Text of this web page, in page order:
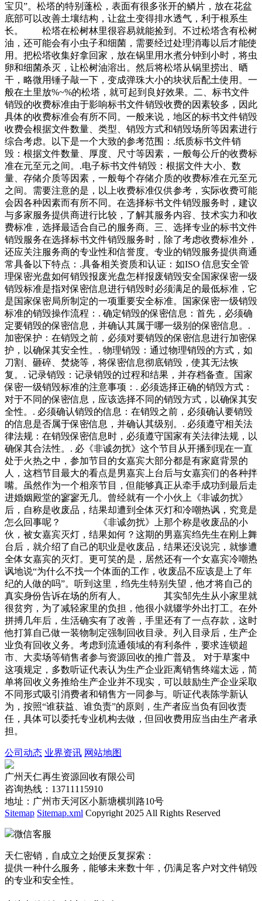
宝贝”。松塔的特别蓬松，表面有很多张开的鳞片，放在花盆
底部可以改善土壤结构，让盆土变得排水透气，利于根系生
长。 松塔在松树林里很容易就能捡到。不过松塔含有松树
油，还可能会有小虫子和细菌，需要经过处理消毒以后才能使
用。把松塔收集好拿回家，放在锅里用水煮分钟到小时，将虫
卵和细菌杀灭，让松树油溶出。然后将松塔从锅里捞出、晒
干，略微用锤子敲一下，变成弹珠大小的块状后配土使用。一
般在土里放%~%的松塔，就可起到良好效果。二、标书文件
销毁的收费标准由于影响标书文件销毁收费的因素较多，因此
具体的收费标准会有所不同。一般来说，地区的标书文件销毁
收费会根据文件数量、类型、销毁方式和销毁场所等因素进行
综合考虑。以下是一个大致的参考范围：.纸质标书文件销
毁：根据文件数量、厚度、尺寸等因素，一般每公斤的收费标
准在元至元之间。.电子标书文件销毁：根据文件大小、数
量、存储介质等因素，一般每个存储介质的收费标准在元至元
之间。需要注意的是，以上收费标准仅供参考，实际收费可能
会因各种因素而有所不同。在选择标书文件销毁服务时，建议
与多家服务提供商进行比较，了解其服务内容、技术实力和收
费标准，选择最适合自己的服务商。三、选择专业的标书文件
销毁服务在选择标书文件销毁服务时，除了考虑收费标准外，
还应关注服务商的专业性和信誉度。专业的销毁服务提供商通
常具备以下特点：.具备相关资质和认证：如ISO 信息安全管
理保密光盘如何销毁报废光盘怎样报废销毁安全国家保密一级
销毁标准是指对保密信息进行销毁时必须满足的最低标准，它
是国家保密局所制定的一项重要安全标准。国家保密一级销毁
标准的销毁操作流程：. 确定销毁的保密信息：首先，必须确
定要销毁的保密信息，并确认其属于哪一级别的保密信息。.
加密保护：在销毁之前，必须对要销毁的保密信息进行加密保
护，以确保其安全性。. 物理销毁：通过物理销毁的方式，如
刀割、砸碎、焚烧等，将保密信息彻底销毁，使其无法恢
复。. 记录销毁：记录销毁的过程和结果，并存档备查。国家
保密一级销毁标准的注意事项：. 必须选择正确的销毁方式：
对于不同的保密信息，应该选择不同的销毁方式，以确保其安
全性。. 必须确认销毁的信息：在销毁之前，必须确认要销毁
的信息是否属于保密信息，并确认其级别。. 必须遵守相关法
律法规：在销毁保密信息时，必须遵守国家有关法律法规，以
确保其合法性。. 必《非诚勿扰》这个节目从开播到现在一直
处于火热之中，参加节目的女嘉宾大部分都是有家庭背景的
人，这档节目最大的看点是男嘉宾上台后与女嘉宾们的各种拌
嘴。虽然作为一个相亲节目，但能够真正从牵手成功到最后走
进婚姻殿堂的寥寥无几。曾经就有一个小伙上《非诚勿扰》
后，自称是收废品，结果却遭到全体灭灯和冷嘲热讽，究竟是
怎么回事呢？ 《非诚勿扰》上那个称是收废品的小
伙，被女嘉宾灭灯，结果如何？这期的男嘉宾绉先生在刚上舞
台后，就介绍了自己的职业是收废品，结果还没说完，就惨遭
全体女嘉宾的灭灯。更可笑的是，居然还有一个女嘉宾冷嘲热
讽地说“为什么不找一个体面的工作，收废品不应该是上了年
纪的人做的吗”。听到这里，绉先生特别失望，他才将自己的
真实身份告诉在场的所有人。 其实邹先生从小家里就
很贫穷，为了减轻家里的负担，他很小就辍学外出打工。在外
拼搏几年后，生活确实有了改善，手里还有了一点存款，这时
他打算自己做一装物制定强制回收目录。列入目录后，生产企
业负有回收义务。考虑到流通领域的有利条件，要求连锁超
市、大卖场等销售者参与资源回收的推广普及。 对于草案中
这项规定，多数听证代表认为生产企业距离销售终端太远，简
单将回收义务推给生产企业并不现实，可以鼓励生产企业采取
不同形式吸引消费者和销售方一同参与。听证代表陈学新认
为，按照“谁获益、谁负责”的原则，生产者应当负有回收责
任，具体可以委托专业机构去做，但回收费用应当由生产者承
担。
公司动态 业界资讯 网站地图
广州天仁再生资源回收有限公司
咨询热线：13711115910
地址：广州市天河区小新塘横圳路10号
Sitemap Sitemap.xml Copyright 2025 All Rights Reserved
微信客服
天仁密销，自成立之始便反复探索：
提供一种什么服务，能够未来数十年，仍满足客户对文件销毁
的专业和安全性。